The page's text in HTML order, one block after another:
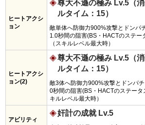
ヒートアクシ
ョン
尊大不遜の極み Lv.5（
ルタイム：15）
敵単体へ防御力900%攻撃とドンパ
1.0秒間の阻害(BS・HACTのステー
（スキルレベル最大時）
ヒートアクシ
ョン(2)
尊大不遜の極み Lv.5（
ルタイム：15）
敵3体へ防御力900%攻撃とドンパチ
0秒間の阻害(BS・HACTのステータ
キルレベル最大時）
アビリティ
奸計の成就 Lv.5